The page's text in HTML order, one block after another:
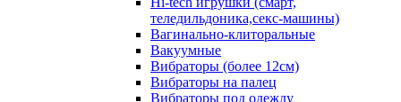
теледильдоника,секс-машины)
Вагинально-клиторальные
Вакуумные
Вибраторы (более 12см)
Вибраторы на палец
Вибраторы под одежду